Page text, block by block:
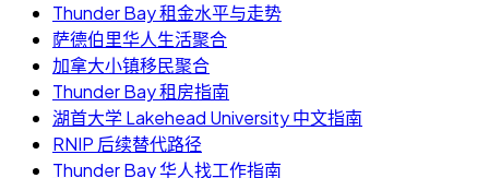
Thunder Bay 租金水平与走势
萨德伯里华人生活聚合
加拿大小镇移民聚合
Thunder Bay 租房指南
湖首大学 Lakehead University 中文指南
RNIP 后续替代路径
Thunder Bay 华人找工作指南